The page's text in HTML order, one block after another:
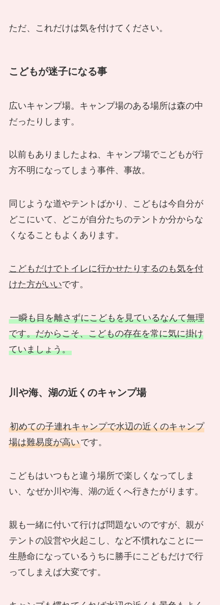
ただ、これだけは気を付けてください。
こどもが迷子になる事
広いキャンプ場。キャンプ場のある場所は森の中
だったりします。
以前もありましたよね、キャンプ場でこどもが行
方不明になってしまう事件、事故。
同じような道やテントばかり、こどもは今自分が
どこにいて、どこが自分たちのテントか分からな
くなることもよくあります。
こどもだけでトイレに行かせたりするのも気を付
けた方がいいです。
一瞬も目を離さずにこどもを見ているなんて無理
です。だからこそ、こどもの存在を常に気に掛け
ていましょう。
川や海、湖の近くのキャンプ場
初めての子連れキャンプで水辺の近くのキャンプ
場は難易度が高いです。
こどもはいつもと違う場所で楽しくなってしま
い、なぜか川や海、湖の近くへ行きたがります。
親も一緒に付いて行けば問題ないのですが、親が
テントの設営や火起こし、など不慣れなことに一
生懸命になっているうちに勝手にこどもだけで行
ってしまえば大変です。